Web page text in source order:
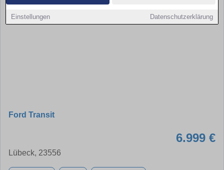
Einstellungen Datenschutzerklärung
Ford Transit
6.999 €
Lübeck, 23556